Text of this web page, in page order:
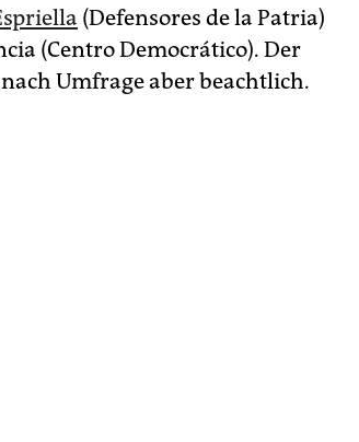
(Defensores de la Patria)
(Centro Democrático). Der
Umfrage aber beachtlich.